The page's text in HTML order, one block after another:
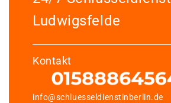
Ludwigsfelde
Kontakt
info@schluesseldienstinberlin.de